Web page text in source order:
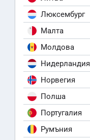
Люксембург
Малта
Молдова
Нидерландия
Норвегия
Полша
Португалия
Румъния